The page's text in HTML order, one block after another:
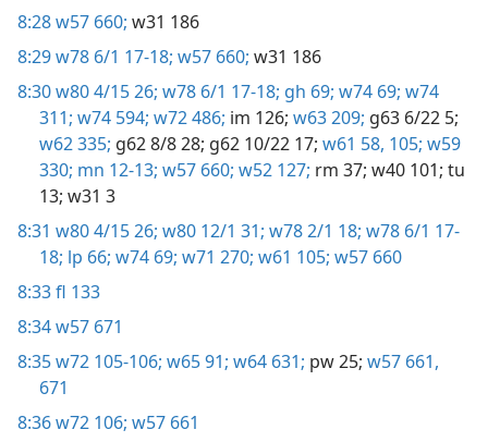
8:28w57 660; w31 186
8:29w78 6/1 17-18; w57 660; w31 186
8:30w80 4/15 26; w78 6/1 17-18; gh 69; w74 69; w74
311; w74 594; w72 486; im 126; w63 209; g63 6/22 5;
w62 335; g62 8/8 28; g62 10/22 17; w61 58, 105; w59
330; mn 12-13; w57 660; w52 127; rm 37; w40 101; tu
13; w31 3
8:31 w80 4/15 26; w80 12/1 31; w78 2/1 18; w78 6/1 17-
18; lp 66; w74 69; w71 270; w61 105; w57 660
8:33fl 133
8:34w57 671
8:35w72 105-106; w65 91; w64 631; pw 25; w57 661,
671
8:36w72 106; w57 661